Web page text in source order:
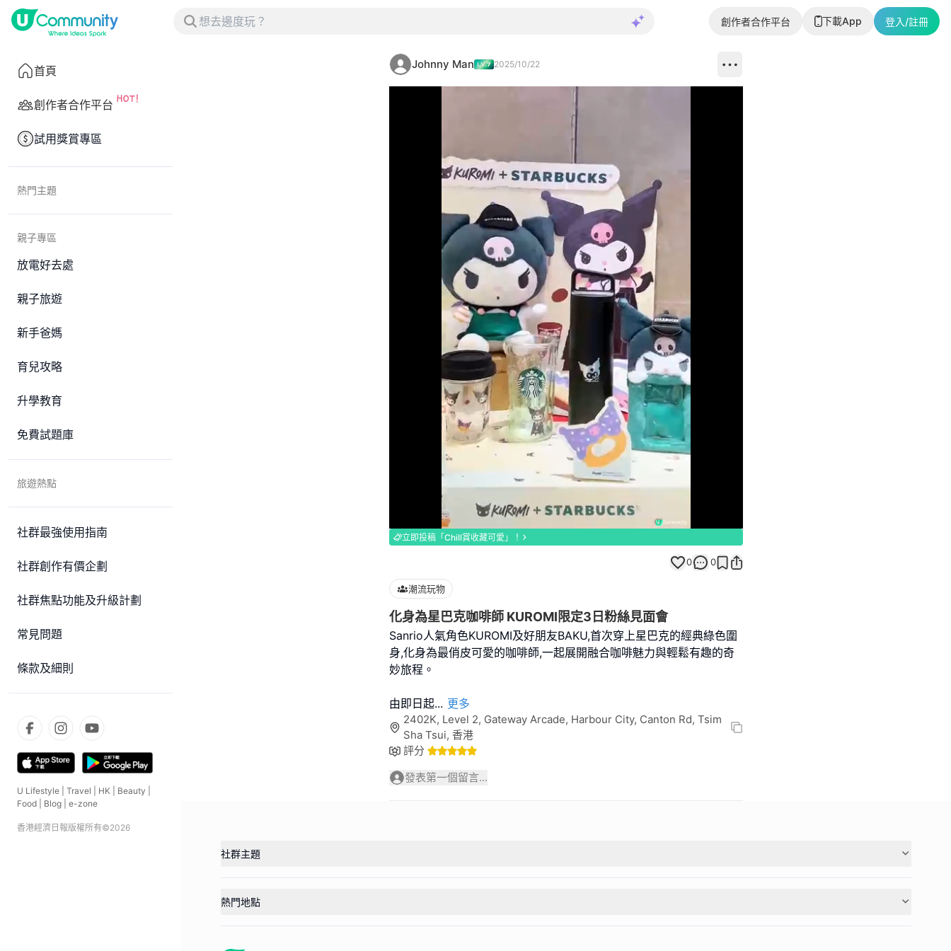
創作者合作平台 下載App 登入/註冊
首頁
創作者合作平台
試用獎賞專區
熱門主題
親子專區
放電好去處
親子旅遊
新手爸媽
育兒攻略
升學教育
免費試題庫
旅遊熱點
社群最強使用指南
社群創作有價企劃
社群焦點功能及升級計劃
常見問題
條款及細則
U Lifestyle Travel HK Beauty
Food
Blog e-zone
香港經濟日報版權所有©2026
Johnny Man 2025/10/22
100.00%
立即投稿「Chill賞收藏可愛」！
0 0
潮流玩物
化身為星巴克咖啡師 KUROMI限定3日粉絲見面會
Sanrio人氣角色KUROMI及好朋友BAKU,首次穿上星巴克的經典綠色圍
身,化身為最俏皮可愛的咖啡師,一起展開融合咖啡魅力與輕鬆有趣的奇
妙旅程。
由即日起... 更多
2402K, Level 2, Gateway Arcade, Harbour City, Canton Rd, Tsim
Sha Tsui, 香港
評分
發表第一個留言...
社群主題
熱門地點